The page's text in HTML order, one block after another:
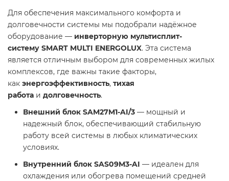
Для обеспечения максимального комфорта и
долговечности системы мы подобрали надёжное
оборудование — инверторную мультисплит-
систему SMART MULTI ENERGOLUX. Эта система
является отличным выбором для современных жилых
комплексов, где важны такие факторы,
как энергоэффективность, тихая
работа и долговечность.
Внешний блок SAM27M1-AI/3 — мощный и
надежный блок, обеспечивающий стабильную
работу всей системы в любых климатических
условиях.
Внутренний блок SAS09M3-AI — идеален для
охлаждения или обогрева помещений средней